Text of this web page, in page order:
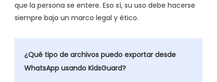
que la persona se entere. Eso sí, su uso debe hacerse
siempre bajo un marco legal y ético.
¿Qué tipo de archivos puedo exportar desde
WhatsApp usando KidsGuard?